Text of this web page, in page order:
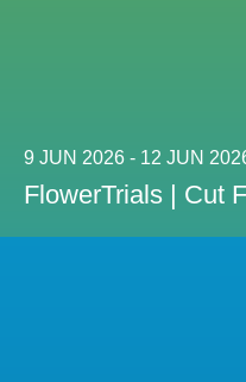
9 JUN 2026 - 12 JUN
FlowerTrials | Cut